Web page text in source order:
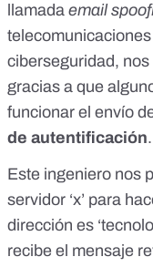
llamada email
ciberseguridad,
gracias a que
funcionar el envío
de autentificación.
Este ingeniero nos
servidor ‘x’ para
dirección es ‘
recibe el mensaje